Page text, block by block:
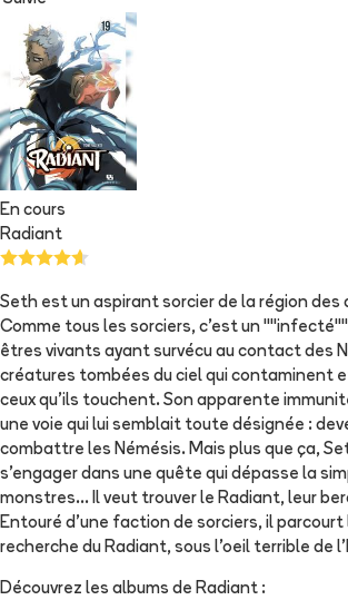
En cours
Radiant
Seth est un aspirant sorcier de la région des
Comme tous les sorciers, c'est un ""infecté""
êtres vivants ayant survécu au contact des
créatures tombées du ciel qui contaminent
ceux qu'ils touchent. Son apparente
une voie qui lui semblait toute désignée :
combattre les Némésis. Mais plus que ça,
s'engager dans une quête qui dépasse la
monstres... Il veut trouver le Radiant, leur
Entouré d'une faction de sorciers, il parcourt
recherche du Radiant, sous l'oeil terrible de
Découvrez les albums de Radiant :